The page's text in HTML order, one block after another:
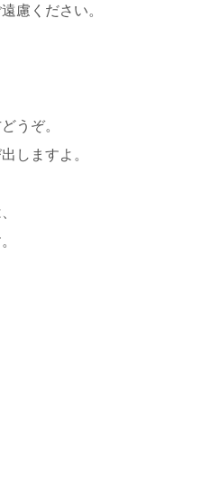
慮ください。
うぞ。
しますよ。